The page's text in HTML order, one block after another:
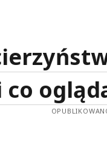
amerykańskie seriale
Benedict Cumberbatch
biografie
filmy
francuskie
co